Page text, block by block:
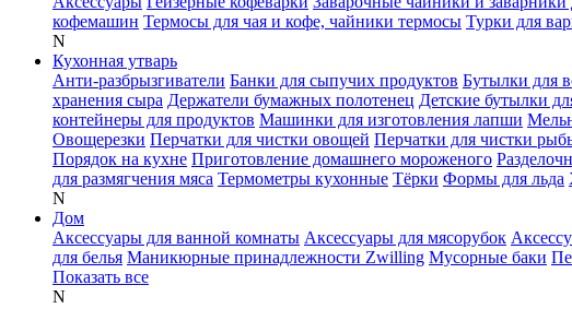
кофемашин Термосы для чая и кофе, чайники термосы Турки для
N
Кухонная утварь
Анти-разбрызгиватели Банки для сыпучих продуктов Бутылки для
хранения сыра Держатели бумажных полотенец Детские бутылки
контейнеры для продуктов Машинки для изготовления лапши
Овощерезки Перчатки для чистки овощей Перчатки для чистки
Порядок на кухне Приготовление домашнего мороженого
для размягчения мяса Термометры кухонные Тёрки Формы для льда
N
Дом
Аксессуары для ванной комнаты Аксессуары для мясорубок
для белья Маникюрные принадлежности Zwilling Мусорные баки
Показать все
N